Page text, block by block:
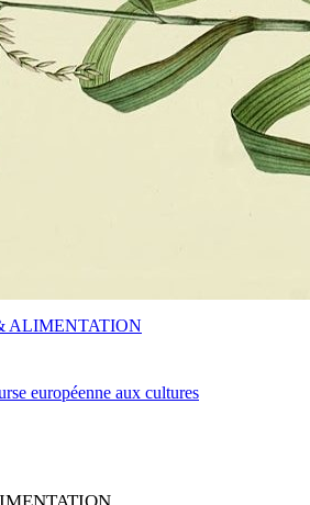
européenne aux cultures
ALIMENTATION